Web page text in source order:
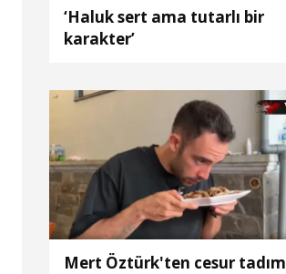
‘Haluk sert ama tutarlı bir
karakter’
Mert Öztürk'ten cesur tadım